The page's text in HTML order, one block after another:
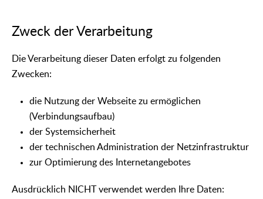
Zweck der Verarbeitung
Die Verarbeitung dieser Daten erfolgt zu folgenden
Zwecken:
die Nutzung der Webseite zu ermöglichen
(Verbindungsaufbau)
der Systemsicherheit
der technischen Administration der Netzinfrastruktur
zur Optimierung des Internetangebotes
Ausdrücklich NICHT verwendet werden Ihre Daten: